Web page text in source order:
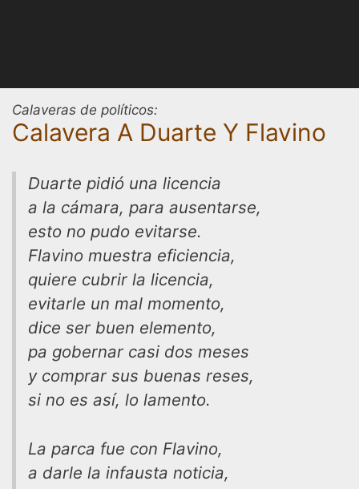
Calaveras de políticos:
Calavera A Duarte Y Flavino
Duarte pidió una licencia
a la cámara, para ausentarse,
esto no pudo evitarse.
Flavino muestra eficiencia,
quiere cubrir la licencia,
evitarle un mal momento,
dice ser buen elemento,
pa gobernar casi dos meses
y comprar sus buenas reses,
si no es así, lo lamento.
La parca fue con Flavino,
a darle la infausta noticia,